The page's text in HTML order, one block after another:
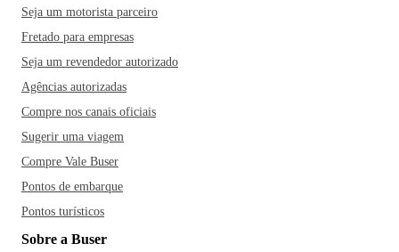
Seja um motorista parceiro
Fretado para empresas
Seja um revendedor autorizado
Agências autorizadas
Compre nos canais oficiais
Sugerir uma viagem
Compre Vale Buser
Pontos de embarque
Pontos turísticos
Sobre a Buser